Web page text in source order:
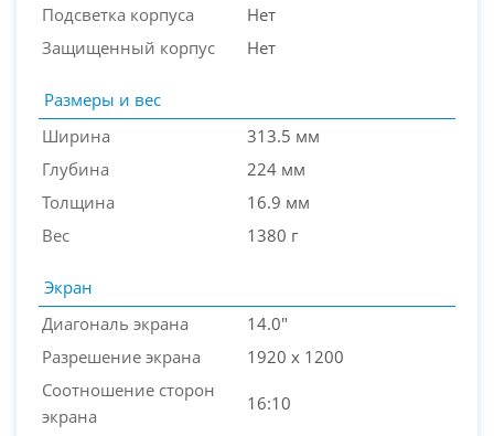
Подсветка корпуса
Нет
Защищенный корпус
Нет
Размеры и вес
Ширина
313.5 мм
Глубина
224 мм
Толщина
16.9 мм
Вес
1380 г
Экран
Диагональ экрана
14.0"
Разрешение экрана
1920 x 1200
Соотношение сторон
экрана
16:10